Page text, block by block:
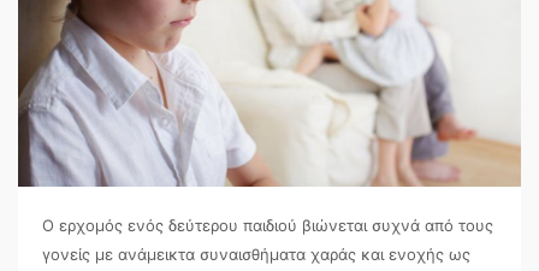
Ο ερχομός ενός δεύτερου παιδιού βιώνεται συχνά από τους
γονείς με ανάμεικτα συναισθήματα χαράς και ενοχής ως